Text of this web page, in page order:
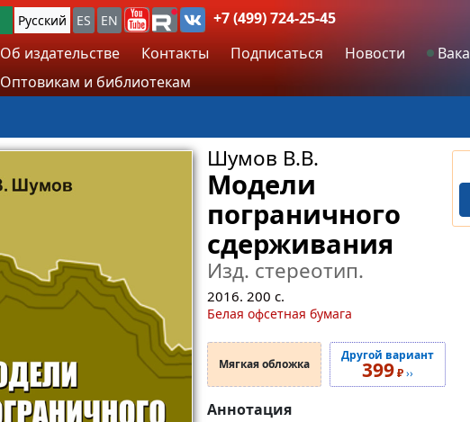
Русский ES EN
+7 (499) 724-25-45
Об издательстве
Контакты Подписаться Новости
Оптовикам и библиотекам
Шумов В.В.
Модели
пограничного
сдерживания
Изд. стереотип.
2016. 200 с.
Белая офсетная бумага
Мягкая обложка
Другой вариант
399₽››
Аннотация